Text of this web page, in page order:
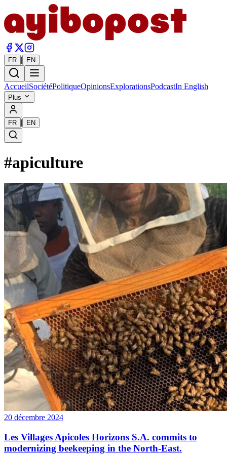
FR | EN
AccueilSociétéPolitiqueOpinionsExplorationsPodcastIn English
Plus
FR | EN
#apiculture
20 décembre 2024
Les Villages Apicoles Horizons S.A. commits to
modernizing beekeeping in the North-East.